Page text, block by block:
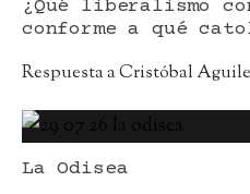
¿Qué liberalismo
conforme a qué
Respuesta a Cristóbal
La Odisea